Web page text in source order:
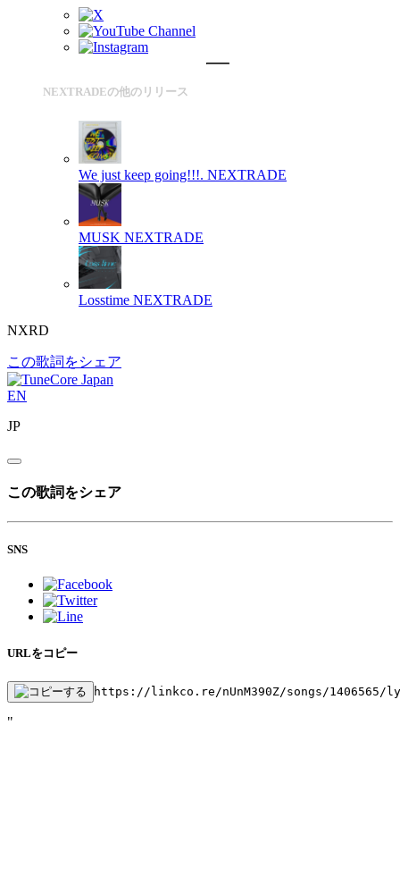
NEXTRADEの他のリリース
We just keep going!!!. NEXTRADE
MUSK NEXTRADE
Losstime NEXTRADE
NXRD
この歌詞をシェア
EN
JP
この歌詞をシェア
SNS
URLをコピー
https://linkco.re/nUnM390Z/songs/1406565/
"